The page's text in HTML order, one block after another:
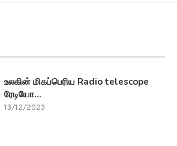
உலகின் மிகப்பெரிய Radio telescope
ரேடியோ...
13/12/2023